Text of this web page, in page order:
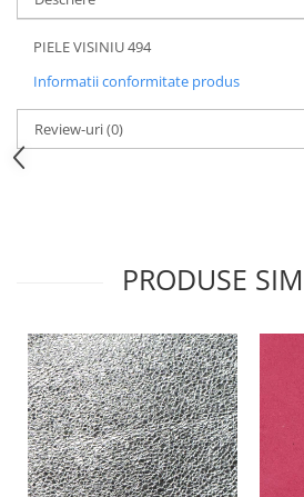
PIELE VISINIU 494
Informatii conformitate produs
Review-uri(0)
PRODUSE